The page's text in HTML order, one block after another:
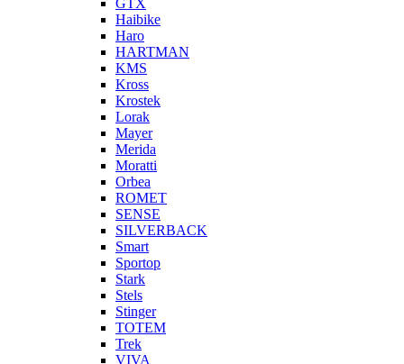
GTX
Haibike
Haro
HARTMAN
KMS
Kross
Krostek
Lorak
Mayer
Merida
Moratti
Orbea
ROMET
SENSE
SILVERBACK
Smart
Sportop
Stark
Stels
Stinger
TOTEM
Trek
VIVA